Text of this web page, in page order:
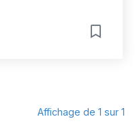
Affichage de 1 sur 1